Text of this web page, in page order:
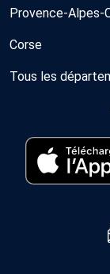
Provence-Alpes-
Corse
Tous les